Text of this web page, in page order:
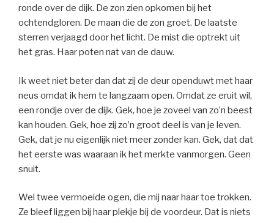
ronde over de dijk. De zon zien opkomen bij het
ochtendgloren. De maan die de zon groet. De laatste
sterren verjaagd door het licht. De mist die optrekt uit
het gras. Haar poten nat van de dauw.
Ik weet niet beter dan dat zij de deur openduwt met haar
neus omdat ik hem te langzaam open. Omdat ze eruit wil,
een rondje over de dijk. Gek, hoe je zoveel van zo’n beest
kan houden. Gek, hoe zij zo’n groot deel is van je leven.
Gek, dat je nu eigenlijk niet meer zonder kan. Gek, dat dat
het eerste was waaraan ik het merkte vanmorgen. Geen
snuit.
Wel twee vermoeide ogen, die mij naar haar toe trokken.
Ze bleef liggen bij haar plekje bij de voordeur. Dat is niets